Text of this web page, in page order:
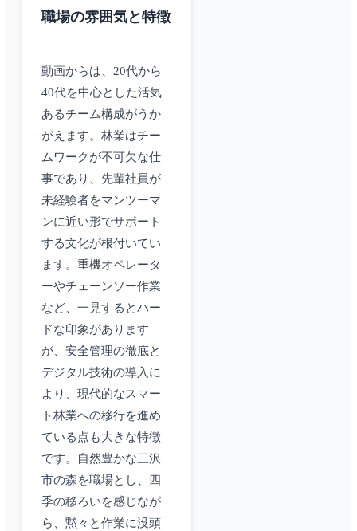
職場の雰囲気と特徴
動画からは、20代から
40代を中心とした活気
あるチーム構成がうか
がえます。林業はチー
ムワークが不可欠な仕
事であり、先輩社員が
未経験者をマンツーマ
ンに近い形でサポート
する文化が根付いてい
ます。重機オペレータ
ーやチェーンソー作業
など、一見するとハー
ドな印象があります
が、安全管理の徹底と
デジタル技術の導入に
より、現代的なスマー
ト林業への移行を進め
ている点も大きな特徴
です。自然豊かな三沢
市の森を職場とし、四
季の移ろいを感じなが
ら、黙々と作業に没頭